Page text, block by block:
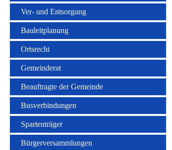
Ver- und Entsorgung
Bauleitplanung
Ortsrecht
Gemeinderat
Beauftragte der Gemeinde
Busverbindungen
Spartenträger
Bürgerversammlungen